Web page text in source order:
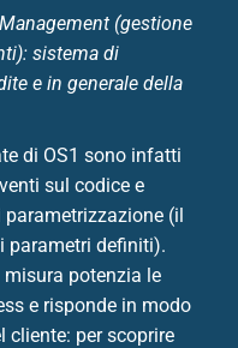
(gestione
sistema di
e in generale della
di OS1 sono infatti
sul codice e
(il
parametri definiti).
potenzia le
e risponde in modo
cliente: per scoprire